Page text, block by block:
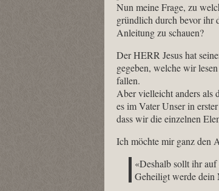
Nun meine Frage, zu
gründlich durch bevor ihr
Anleitung zu schauen?
Der HERR Jesus hat
gegeben, welche wir
fallen.
Aber vielleicht anders als
es im Vater Unser in
dass wir die einzelnen
Ich möchte mir ganz den
«Deshalb sollt ihr
Geheiligt werde dein